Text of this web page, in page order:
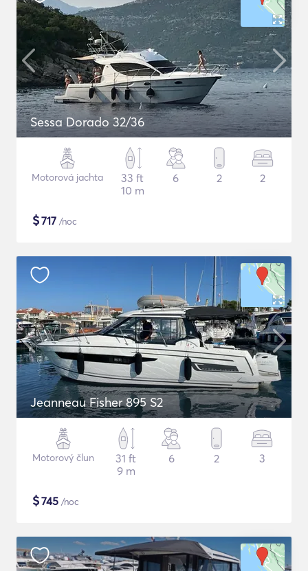
Sessa Dorado 32/36
Motorová jachta
33 ft
10 m
6 2 2
$717 /noc
Jeanneau Fisher 895 S2
Motorový člun
31 ft
9 m
6 2 3
$745 /noc